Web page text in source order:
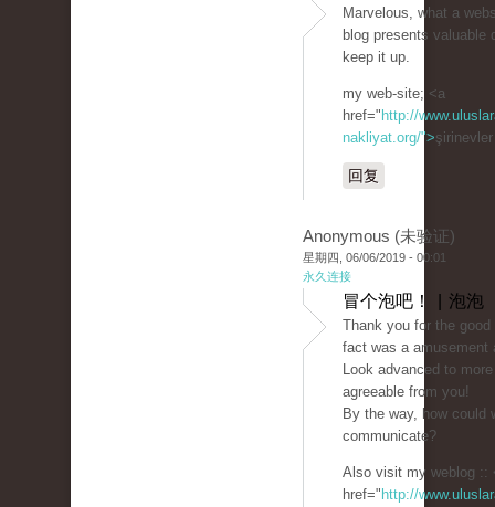
Marvelous, what a
blog presents valuable
keep it up.
my web-site; <a
href=" http://
nakliyat.org/">
回复
Anonymous (未验证)
星期四, 06/06/2019 - 00:01
永久连接
冒个泡吧！ | 泡泡
Thank you for the
fact was a amusement
Look advanced to
agreeable from you!
By the way, how could
communicate?
Also visit my weblog ::
href=" http://